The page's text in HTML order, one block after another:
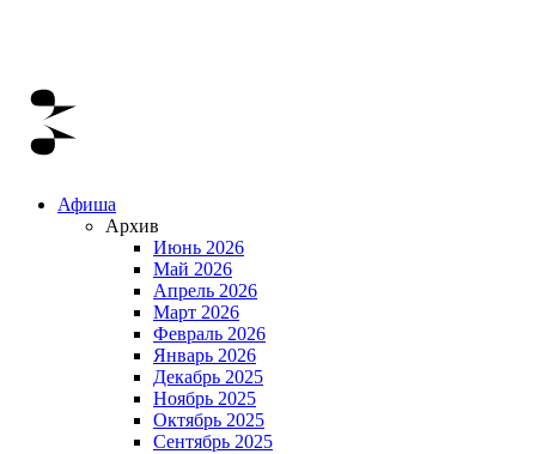
Афиша
Архив
Июнь 2026
Май 2026
Апрель 2026
Март 2026
Февраль 2026
Январь 2026
Декабрь 2025
Ноябрь 2025
Октябрь 2025
Сентябрь 2025